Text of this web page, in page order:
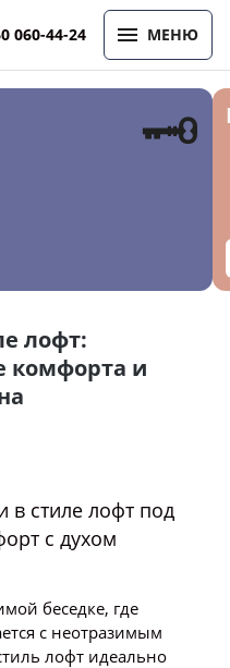
МЕНЮ
060-44-24
🗝
лофт:
комфорта и
в стиле лофт под
с духом
беседке, где
с неотразимым
лофт идеально